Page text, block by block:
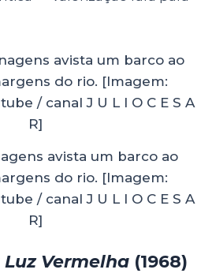
avista um barco ao
do rio. [Imagem:
/ canal J U L I O C E S A
R]
Vermelha (1968)